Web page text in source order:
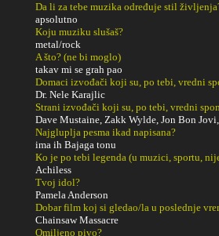
Da li za tebe muzika određuje stil
apsolutno
Koju muziku slušaš?
metal/rock
A što? (ne bi moglo)
takav mi se grah pao
Domaci izvođači koji su, po tebi, vredni
Dr. Nele Karajlic
Strani izvođači koji su, po tebi, vredni
Dave Mustaine, Zakk Wylde, Jon Bon
Najgluplja pesma ikad napisana?
ima ih Bajaga tonu
Ko je po tebi legenda (u muzici, sportu,
Achiless
Tvoj idol?
Pamela Anderson
Dobar film koj si gledao/la u poslednje
Chainsaw Massacre
Omiljeno pivo?